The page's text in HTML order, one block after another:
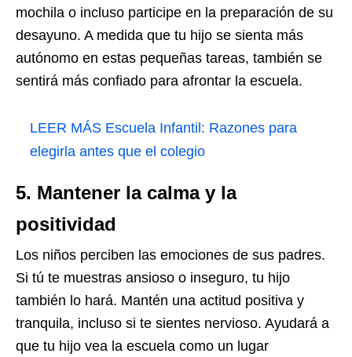
mochila o incluso participe en la preparación de su
desayuno. A medida que tu hijo se sienta más
autónomo en estas pequeñas tareas, también se
sentirá más confiado para afrontar la escuela.
LEER MÁS Escuela Infantil: Razones para
elegirla antes que el colegio
5. Mantener la calma y la
positividad
Los niños perciben las emociones de sus padres.
Si tú te muestras ansioso o inseguro, tu hijo
también lo hará. Mantén una actitud positiva y
tranquila, incluso si te sientes nervioso. Ayudará a
que tu hijo vea la escuela como un lugar